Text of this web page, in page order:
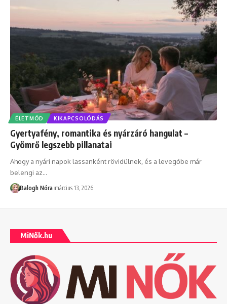
ÉLETMÓD KIKAPCSOLÓDÁS
Gyertyafény, romantika és nyárzáró hangulat –
Gyömrő legszebb pillanatai
Ahogy a nyári napok lassanként rövidülnek, és a levegőbe már
belengi az…
Balogh Nóra március 13, 2026
MiNők.hu